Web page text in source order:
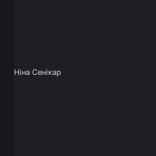
Ніна Сенікар